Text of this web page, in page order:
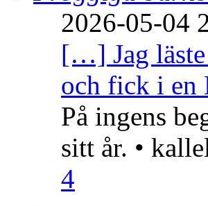
2026-05-04
[…] Jag läste
och fick i en
På ingens
sitt år. •
4